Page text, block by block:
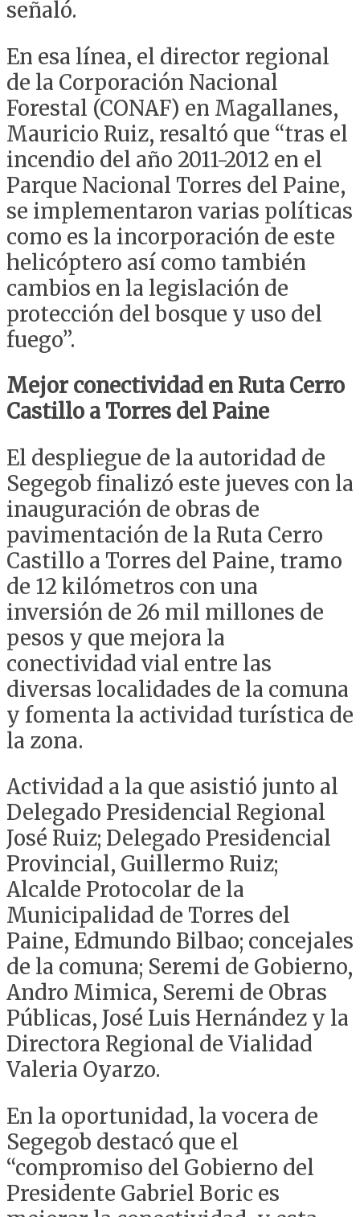
señaló.
En esa línea, el director regional
de la Corporación Nacional
Forestal (CONAF) en Magallanes,
Mauricio Ruiz, resaltó que “tras el
incendio del año 2011-2012 en el
Parque Nacional Torres del Paine,
se implementaron varias políticas
como es la incorporación de este
helicóptero así como también
cambios en la legislación de
protección del bosque y uso del
fuego”.
Mejor conectividad en Ruta Cerro
Castillo a Torres del Paine
El despliegue de la autoridad de
Segegob finalizó este jueves con la
inauguración de obras de
pavimentación de la Ruta Cerro
Castillo a Torres del Paine, tramo
de 12 kilómetros con una
inversión de 26 mil millones de
pesos y que mejora la
conectividad vial entre las
diversas localidades de la comuna
y fomenta la actividad turística de
la zona.
Actividad a la que asistió junto al
Delegado Presidencial Regional
José Ruiz; Delegado Presidencial
Provincial, Guillermo Ruiz;
Alcalde Protocolar de la
Municipalidad de Torres del
Paine, Edmundo Bilbao; concejales
de la comuna; Seremi de Gobierno,
Andro Mimica, Seremi de Obras
Públicas, José Luis Hernández y la
Directora Regional de Vialidad
Valeria Oyarzo.
En la oportunidad, la vocera de
Segegob destacó que el
“compromiso del Gobierno del
Presidente Gabriel Boric es